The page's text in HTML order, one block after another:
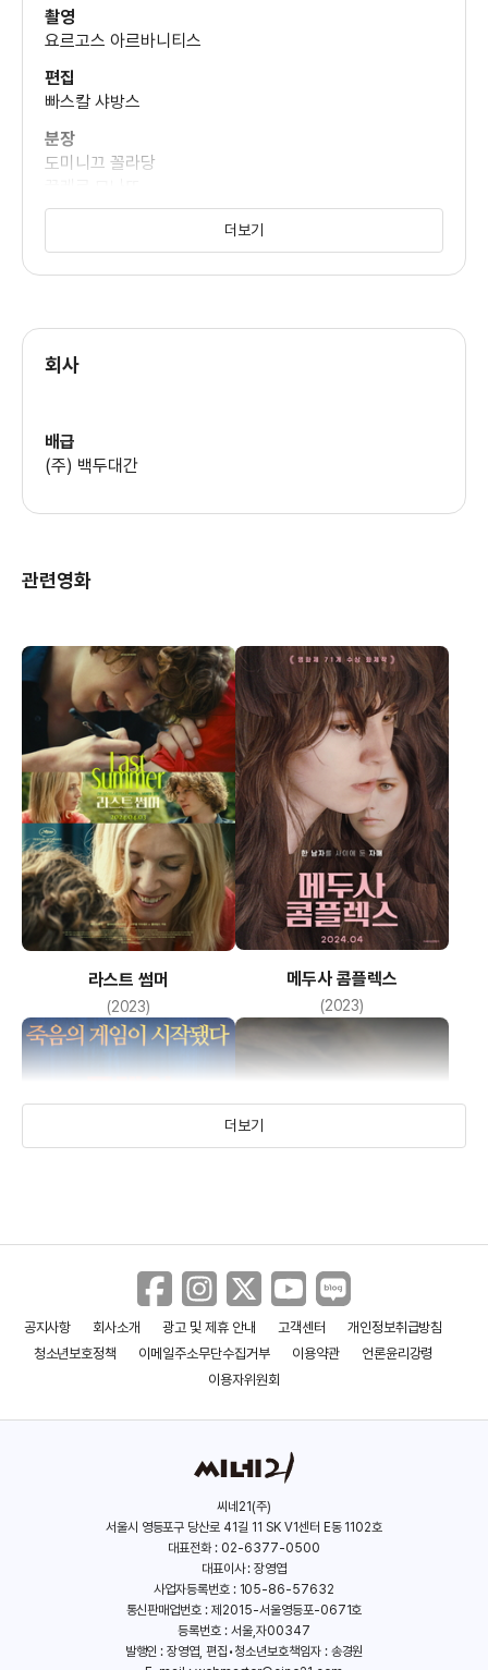
촬영
요르고스 아르바니티스
편집
빠스칼 샤방스
분장
도미니끄 꼴라당
안느 던포르 바렌느
까뜨린느 메이앙
더보기
회사
배급
(주) 백두대간
관련영화
라스트 썸머
(2023)
메두사 콤플렉스
(2023)
플레이 오어 다이 밤임에도 불구하고
더보기
공지사항 회사소개 광고 및 제휴 안내 고객센터
개인정보취급방침
청소년보호정책
이메일주소무단수집거부 이용약관
언론윤리강령
이용자위원회
씨네21(주)
서울시 영등포구 당산로 41길 11 SK V1센터 E동 1102호
대표전화 : 02-6377-0500
대표이사 : 장영엽
사업자등록번호 : 105-86-57632
통신판매업번호 : 제2015-서울영등포-0671호
등록번호 : 서울,자00347
발행인 : 장영엽, 편집•청소년보호책임자 : 송경원